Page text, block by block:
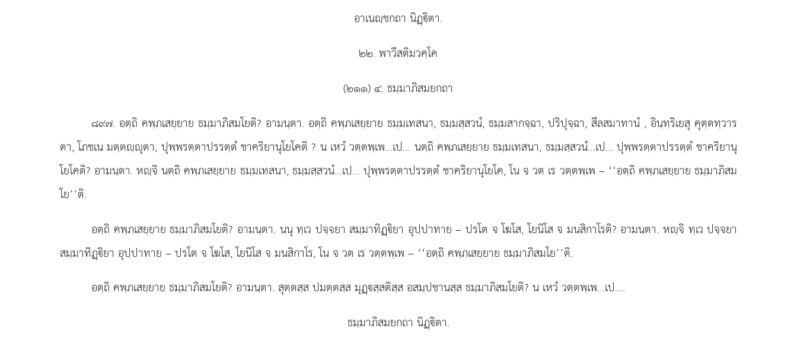
อาเนฺชกถา นิฏฺิตา.
๒๒. พาวีสติมวคฺโค
(๒๑๑) ๔. ธมฺมาภิสมยกถา
๘๙๗. อตฺถิ คพฺภเสยฺยาย ธมฺมาภิสมโยติ? อามนฺตา. อตฺถิ คพฺภเสยฺยาย ธมฺมเทสนา, ธมฺมสฺสวนํ, ธมฺมสากจฺฉา, ปริปุจฺฉา, สีลสมาทานํ , อินฺทฺริเยสุ คุตฺตทฺวาร
ตา, โภชเน มตฺตฺุตา, ปุพฺพรตฺตาปรรตฺตํ ชาคริยานุโยโคติ ? น เหวํ วตฺตพฺเพ…เป… นตฺถิ คพฺภเสยฺยาย ธมฺมเทสนา, ธมฺมสฺสวนํ…เป… ปุพฺพรตฺตาปรรตฺตํ ชาคริยานุ
โยโคติ? อามนฺตา. หฺจิ นตฺถิ คพฺภเสยฺยาย ธมฺมเทสนา, ธมฺมสฺสวนํ…เป… ปุพฺพรตฺตาปรรตฺตํ ชาคริยานุโยโค, โน จ วต เร วตฺตพฺเพ – ‘‘อตฺถิ คพฺภเสยฺยาย ธมฺมาภิสม
โย’’ติ.
อตฺถิ คพฺภเสยฺยาย ธมฺมาภิสมโยติ? อามนฺตา. นนุ ทฺเว ปจฺจยา สมฺมาทิฏฺิยา อุปฺปาทาย – ปรโต จ โฆโส, โยนิโส จ มนสิกาโรติ? อามนฺตา. หฺจิ ทฺเว ปจฺจยา
สมฺมาทิฏฺิยา อุปฺปาทาย – ปรโต จ โฆโส, โยนิโส จ มนสิกาโร, โน จ วต เร วตฺตพฺเพ – ‘‘อตฺถิ คพฺภเสยฺยาย ธมฺมาภิสมโย’’ติ.
อตฺถิ คพฺภเสยฺยาย ธมฺมาภิสมโยติ? อามนฺตา. สุตฺตสฺส ปมตฺตสฺส มุฏฺสฺสติสฺส อสมฺปชานสฺส ธมฺมาภิสมโยติ? น เหวํ วตฺตพฺเพ…เป….
ธมฺมาภิสมยกถา นิฏฺิตา.